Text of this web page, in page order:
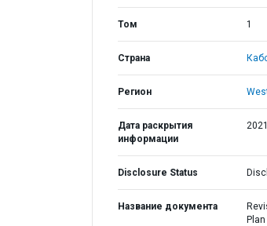
Том 1
Страна
Регион
Дата раскрытия
информации
Disclosure Status
Название документа